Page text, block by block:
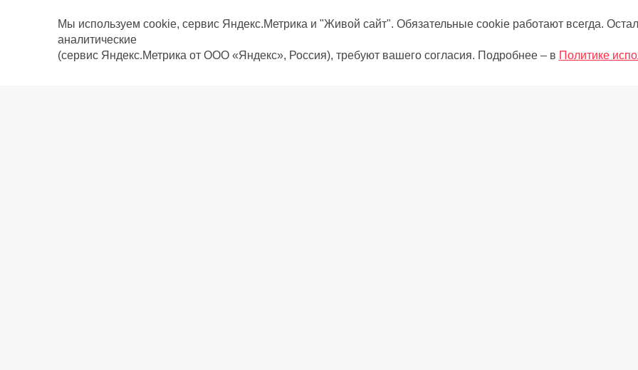
Мы используем cookie, сервис Яндекс.Метрика и "Живой сайт". Обязательные cookie работают всегда.
аналитические
(сервис Яндекс.Метрика от ООО «Яндекс», Россия), требуют вашего согласия. Подробнее – в Политике